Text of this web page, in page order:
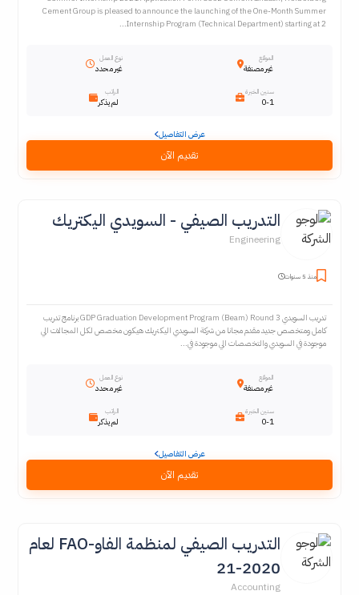
Cement Group is pleased to announce the launching of the One-Month Summer
Internship Program (Technical Department) starting at 2...
الموقع
غير مصنفة
نوع العمل
غير محدد
سنين الخبرة
0-1
الراتب
لم يذكر
عرض التفاصيل
تقديم الآن
التدريب الصيفي - السويدي اليكتريك
Engineering
منذ 5 سنوات
تدريب السويدي GDP Graduation Development Program (Beam) Round 3 برنامج تدريب
كامل ومتخصص جديد مقدم مجانا من شركة السويدي اليكتريك هيكون مخصص لكل المجالات الي
موجودة في السويدي والتخصصات الي موجودة في...
الموقع
غير مصنفة
نوع العمل
غير محدد
سنين الخبرة
0-1
الراتب
لم يذكر
عرض التفاصيل
تقديم الآن
التدريب الصيفي لمنظمة الفاو-FAO لعام
2020-21
Accounting